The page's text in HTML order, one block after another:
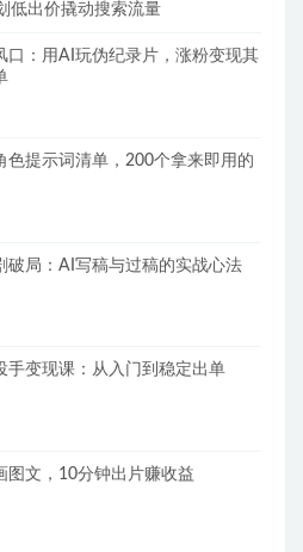
低出价撬动搜索流量
口：用AI玩伪纪录片，涨粉变现其
色提示词清单，200个拿来即用的
破局：AI写稿与过稿的实战心法
手变现课：从入门到稳定出单
图文，10分钟出片赚收益